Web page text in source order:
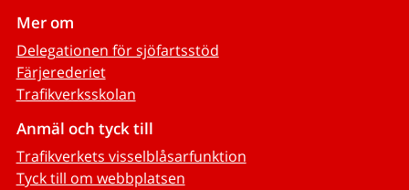
Mer om
Delegationen för sjöfartsstöd
Färjerederiet
Trafikverksskolan
Anmäl och tyck till
Trafikverkets visselblåsarfunktion
Tyck till om webbplatsen